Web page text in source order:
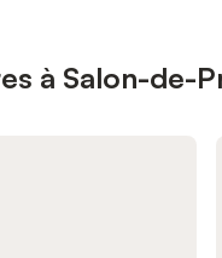
à Salon-de-